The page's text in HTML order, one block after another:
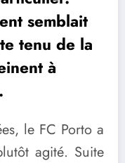
semblait
tenu de la
à
le FC Porto a
agité. Suite